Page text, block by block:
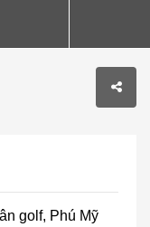
golf, Phú Mỹ